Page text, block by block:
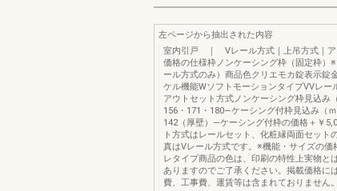
左ページから抽出された内容
室内引戸 ｜ Vレール方式｜上吊方式｜ア
価格の仕様枠ノンケーシング枠（固定枠）
ール方式のみ）商品色クリエモカ錠表示錠
ケル機能WソフトモーションタイプVVレー
アウトセット方式ノンケーシング枠見込み
156・171・180―ケーシング付枠見込み（
142（厚壁）―ケーシング付枠の価格＋￥
ト方式はレールセット、化粧縁両面セット
真はVレール方式です。※機能・サイズの価
レタイプ商品の色は、印刷の特性上実物と
ありますのでご了承ください。掲載価格に
費、工事費、運賃等は含まれておりません。